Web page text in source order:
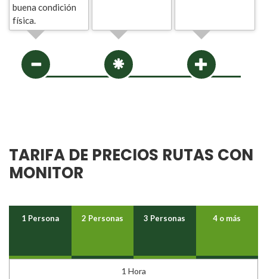
buena condición
física.
TARIFA DE PRECIOS RUTAS CON
MONITOR
1 Persona 2 Personas 3 Personas 4 o más
1 Hora